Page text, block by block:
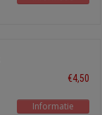
€4,50
Informatie